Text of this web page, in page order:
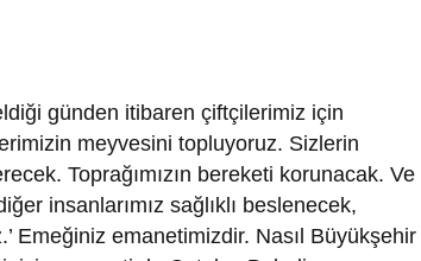
günden itibaren çiftçilerimiz için
meyvesini topluyoruz. Sizlerin
Toprağımızın bereketi korunacak. Ve
insanlarımız sağlıklı beslenecek,
Emeğiniz emanetimizdir. Nasıl Büyükşehir